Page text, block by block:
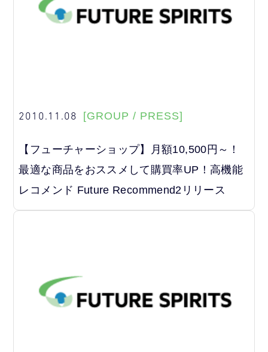
2010.11.08 [GROUP / PRESS]
【フューチャーショップ】月額10,500円～！
最適な商品をおススメして購買率UP！高機能
レコメンド Future Recommend2リリース